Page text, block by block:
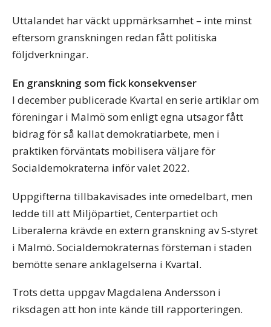
Uttalandet har väckt uppmärksamhet – inte minst
eftersom granskningen redan fått politiska
följdverkningar.
En granskning som fick konsekvenser
I december publicerade Kvartal en serie artiklar om
föreningar i Malmö som enligt egna utsagor fått
bidrag för så kallat demokratiarbete, men i
praktiken förväntats mobilisera väljare för
Socialdemokraterna inför valet 2022.
Uppgifterna tillbakavisades inte omedelbart, men
ledde till att Miljöpartiet, Centerpartiet och
Liberalerna krävde en extern granskning av S-styret
i Malmö. Socialdemokraternas försteman i staden
bemötte senare anklagelserna i Kvartal.
Trots detta uppgav Magdalena Andersson i
riksdagen att hon inte kände till rapporteringen.